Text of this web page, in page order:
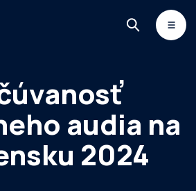
NEWSLETTER
audia na
2024